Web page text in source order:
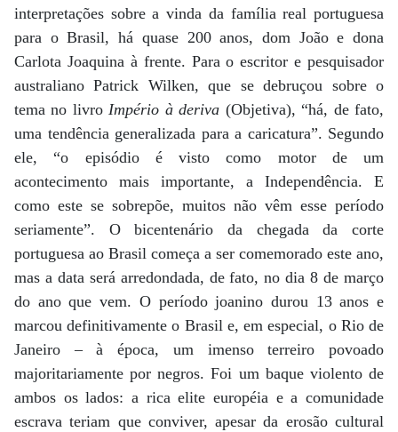
interpretações sobre a vinda da família real portuguesa
para o Brasil, há quase 200 anos, dom João e dona
Carlota Joaquina à frente. Para o escritor e pesquisador
australiano Patrick Wilken, que se debruçou sobre o
tema no livroImpério à deriva (Objetiva), “há, de fato,
uma tendência generalizada para a caricatura”. Segundo
ele, “o episódio é visto como motor de um
acontecimento mais importante, a Independência. E
como este se sobrepõe, muitos não vêm esse período
seriamente”. O bicentenário da chegada da corte
portuguesa ao Brasil começa a ser comemorado este ano,
mas a data será arredondada, de fato, no dia 8 de março
do ano que vem. O período joanino durou 13 anos e
marcou definitivamente o Brasil e, em especial, o Rio de
Janeiro – à época, um imenso terreiro povoado
majoritariamente por negros. Foi um baque violento de
ambos os lados: a rica elite européia e a comunidade
escrava teriam que conviver, apesar da erosão cultural